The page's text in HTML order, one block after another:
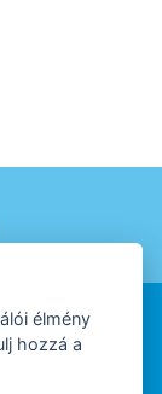
élmény
hozzá a